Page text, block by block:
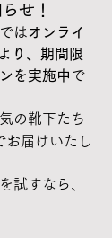
せ！
はオンライ
り、期間限
を実施中 で
の靴下たち
お届けいたし
試すなら、